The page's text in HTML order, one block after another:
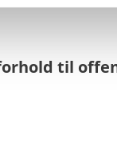
til